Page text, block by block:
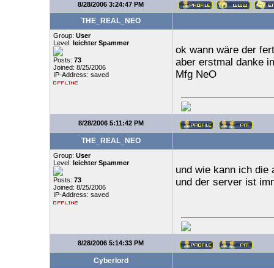
8/28/2006 3:24:47 PM
THE_REAL_NEO
Group: User
Level: leichter Spammer
Posts: 73
Joined: 8/25/2006
IP-Address: saved
ok wann wäre der
aber erstmal danke
Mfg NeO
8/28/2006 5:11:42 PM
THE_REAL_NEO
Group: User
Level: leichter Spammer
Posts: 73
Joined: 8/25/2006
IP-Address: saved
und wie kann ich die
und der server ist
8/28/2006 5:14:33 PM
Cyberlord